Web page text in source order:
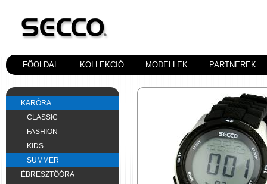
FÖOLDAL KOLLEKCIÓ MODELLEK PARTNEREK
KARÓRA
CLASSIC
FASHION
KIDS
SUMMER
ÉBRESZTŐÓRA